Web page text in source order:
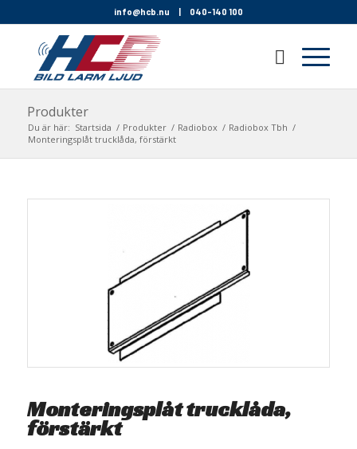
info@hcb.nu | 040-140 100
Produkter
Du är här: Startsida / Produkter / Radiobox / Radiobox Tbh /
Monteringsplåt trucklåda, förstärkt
Monteringsplåt trucklåda,
förstärkt